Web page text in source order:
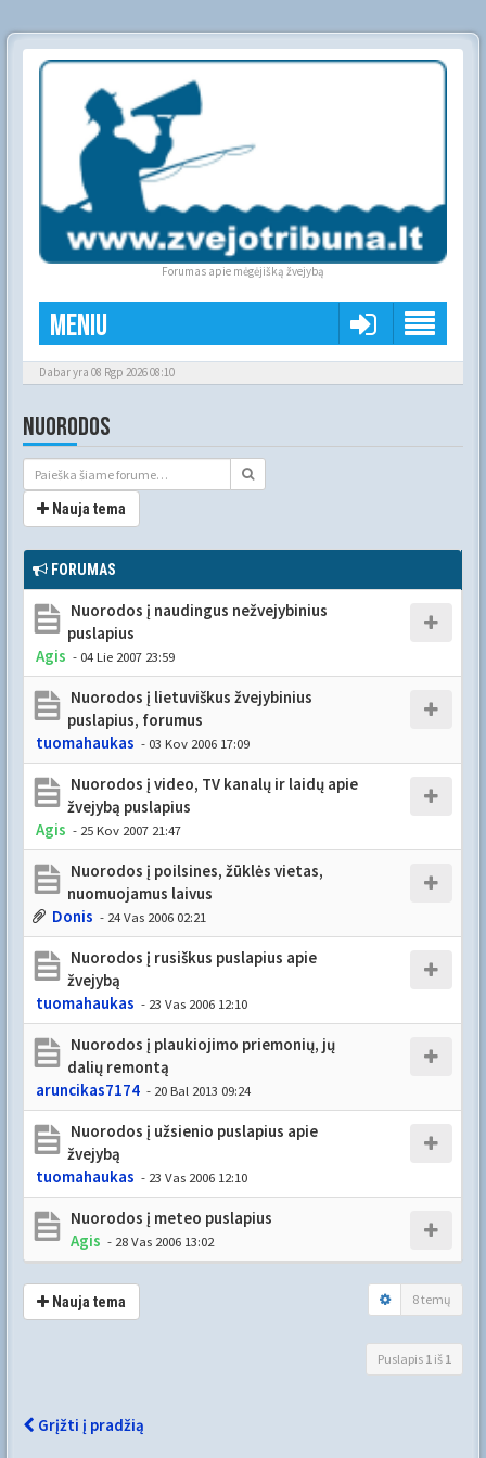
Forumas apie mėgėjišką žvejybą
Meniu
Dabar yra 08 Rgp 2026 08:10
NUORODOS
Nauja tema
FORUMAS
Nuorodos į naudingus nežvejybinius
puslapius
Agis - 04 Lie 2007 23:59
Nuorodos į lietuviškus žvejybinius
puslapius, forumus
tuomahaukas - 03 Kov 2006 17:09
Nuorodos į video, TV kanalų ir laidų apie
žvejybą puslapius
Agis - 25 Kov 2007 21:47
Nuorodos į poilsines, žūklės vietas,
nuomuojamus laivus
Donis - 24 Vas 2006 02:21
Nuorodos į rusiškus puslapius apie
žvejybą
tuomahaukas - 23 Vas 2006 12:10
Nuorodos į plaukiojimo priemonių, jų
dalių remontą
aruncikas7174 - 20 Bal 2013 09:24
Nuorodos į užsienio puslapius apie
žvejybą
tuomahaukas - 23 Vas 2006 12:10
Nuorodos į meteo puslapius
Agis - 28 Vas 2006 13:02
Nauja tema 8 temų
Puslapis 1 iš 1
Grįžti į pradžią